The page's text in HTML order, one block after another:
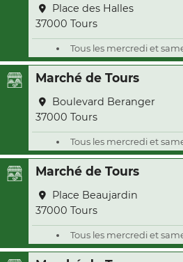
Place des Halles
37000 Tours
Tous les mercredi et
Marché de Tours
Boulevard Beranger
37000 Tours
Tous les mercredi et
Marché de Tours
Place Beaujardin
37000 Tours
Tous les mercredi et